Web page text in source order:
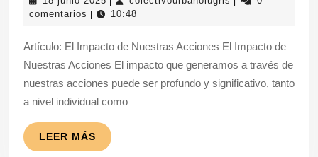
Positivo
Nuestras
Decisiones
junio
comentarios
10:48
Artículo: El Impacto de Nuestras Acciones El Impacto de
Nuestras Acciones El impacto que generamos a través de
nuestras acciones puede ser profundo y significativo, tanto
a nivel individual como
LEER MÁS LEER
MÁS